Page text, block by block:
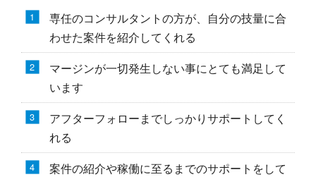
専任のコンサルタントの方が、自分の技量に合
わせた案件を紹介してくれる
マージンが一切発生しない事にとても満足して
います
アフターフォローまでしっかりサポートしてく
れる
案件の紹介や稼働に至るまでのサポートをして